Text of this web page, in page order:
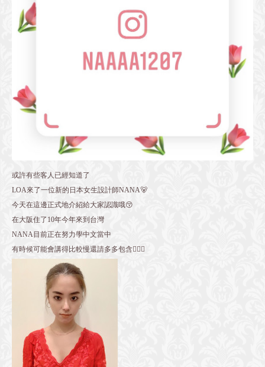
或許有些客人已經知道了
LOA來了一位新的日本女生設計師NANA🐻
今天在這邊正式地介紹給大家認識哦😚
在大阪住了10年今年來到台灣
NANA目前正在努力學中文當中
有時候可能會講得比較慢還請多多包含🙇🏻‍♀️